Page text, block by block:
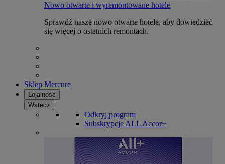
Nowo otwarte i wyremontowane hotele
Sprawdź nasze nowo otwarte hotele, aby dowiedzieć
się więcej o ostatnich remontach.
Sklep Mercure
Lojalność
Wstecz
Odkryj program
Subskrypcje ALL Accor+